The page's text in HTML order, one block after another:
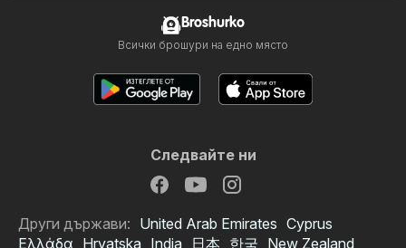
Broshurko
Всички брошури на едно място
Следвайте ни
Други държави: United Arab Emirates Cyprus
Ελλάδα Hrvatska India 日本 한국 New Zealand